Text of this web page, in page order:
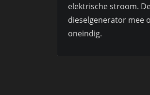
elektrische stroom.
dieselgenerator mee
oneindig.